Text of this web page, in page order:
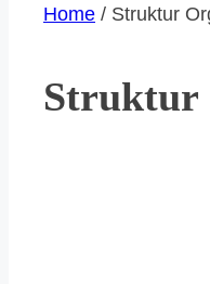
Home / Struktur
Struktur